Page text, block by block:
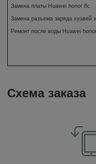
Замена платы Huawei honor 8c
Замена разъема заряда хуавей
Ремонт после воды Huawei honor
Схема заказа